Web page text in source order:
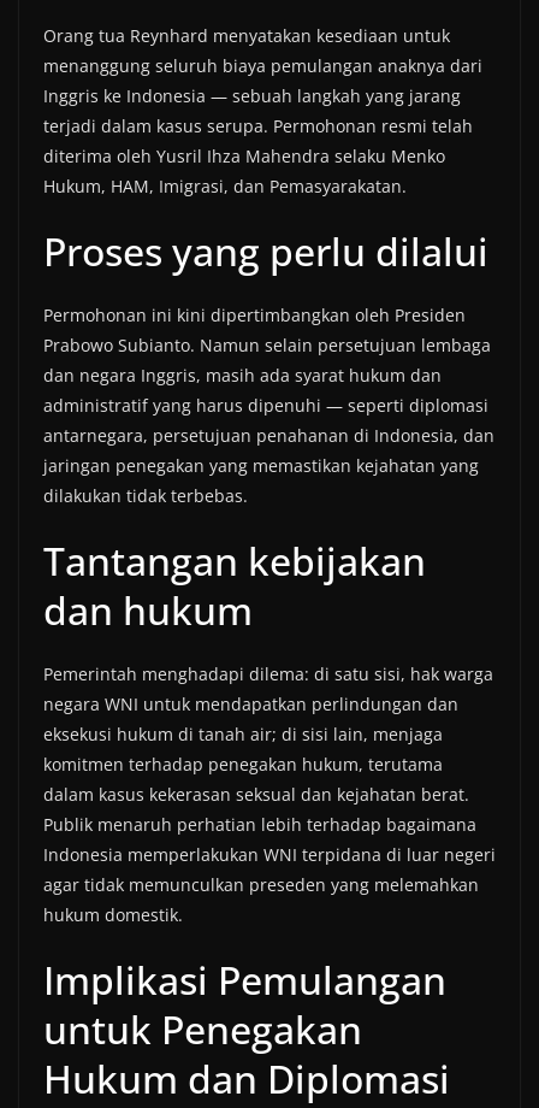
Orang tua Reynhard menyatakan kesediaan untuk
menanggung seluruh biaya pemulangan anaknya dari
Inggris ke Indonesia — sebuah langkah yang jarang
terjadi dalam kasus serupa. Permohonan resmi telah
diterima oleh Yusril Ihza Mahendra selaku Menko
Hukum, HAM, Imigrasi, dan Pemasyarakatan.
Proses yang perlu dilalui
Permohonan ini kini dipertimbangkan oleh Presiden
Prabowo Subianto. Namun selain persetujuan lembaga
dan negara Inggris, masih ada syarat hukum dan
administratif yang harus dipenuhi — seperti diplomasi
antarnegara, persetujuan penahanan di Indonesia, dan
jaringan penegakan yang memastikan kejahatan yang
dilakukan tidak terbebas.
Tantangan kebijakan
dan hukum
Pemerintah menghadapi dilema: di satu sisi, hak warga
negara WNI untuk mendapatkan perlindungan dan
eksekusi hukum di tanah air; di sisi lain, menjaga
komitmen terhadap penegakan hukum, terutama
dalam kasus kekerasan seksual dan kejahatan berat.
Publik menaruh perhatian lebih terhadap bagaimana
Indonesia memperlakukan WNI terpidana di luar negeri
agar tidak memunculkan preseden yang melemahkan
hukum domestik.
Implikasi Pemulangan
untuk Penegakan
Hukum dan Diplomasi